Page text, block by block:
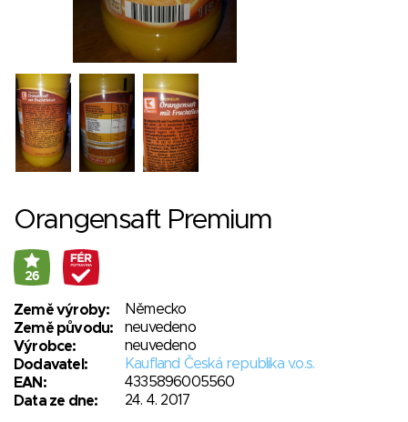
Orangensaft Premium
26
Země výroby:
Německo
Země původu:
neuvedeno
Výrobce:
neuvedeno
Dodavatel:
Kaufland Česká republika v.o.s.
EAN:
4335896005560
Data ze dne:
24. 4. 2017